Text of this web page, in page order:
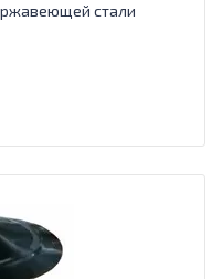
стали